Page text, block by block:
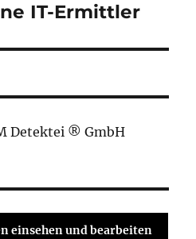
IT-Ermittler
Detektei ® GmbH
einsehen und bearbeiten